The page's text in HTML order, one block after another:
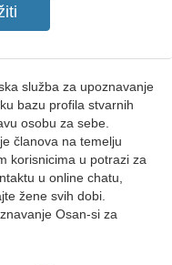
služba za upoznavanje
bazu profila stvarnih
osobu za sebe.
članova na temelju
korisnicima u potrazi za
u online chatu,
žene svih dobi.
Osan-si za